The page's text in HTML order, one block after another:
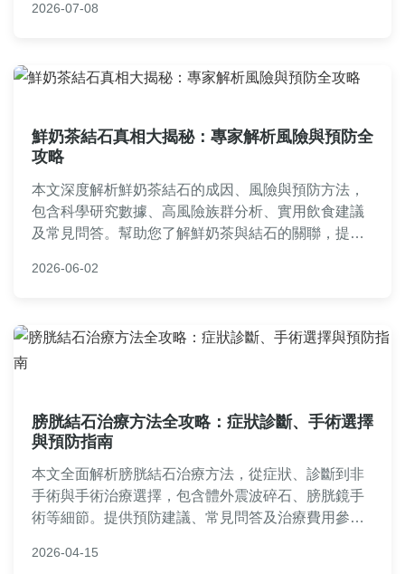
石醫師的讀者參考。
2026-07-08
鮮奶茶結石真相大揭秘：專家解析風險與預防全
攻略
本文深度解析鮮奶茶結石的成因、風險與預防方法，
包含科學研究數據、高風險族群分析、實用飲食建議
及常見問答。幫助您了解鮮奶茶與結石的關聯，提供
與真實案例，確保資訊實用可靠。
2026-06-02
膀胱結石治療方法全攻略：症狀診斷、手術選擇
與預防指南
本文全面解析膀胱結石治療方法，從症狀、診斷到非
手術與手術治療選擇，包含體外震波碎石、膀胱鏡手
術等細節。提供預防建議、常見問答及治療費用參
識，實用性強，適合有膀胱結石困擾的讀者閱讀。
2026-04-15